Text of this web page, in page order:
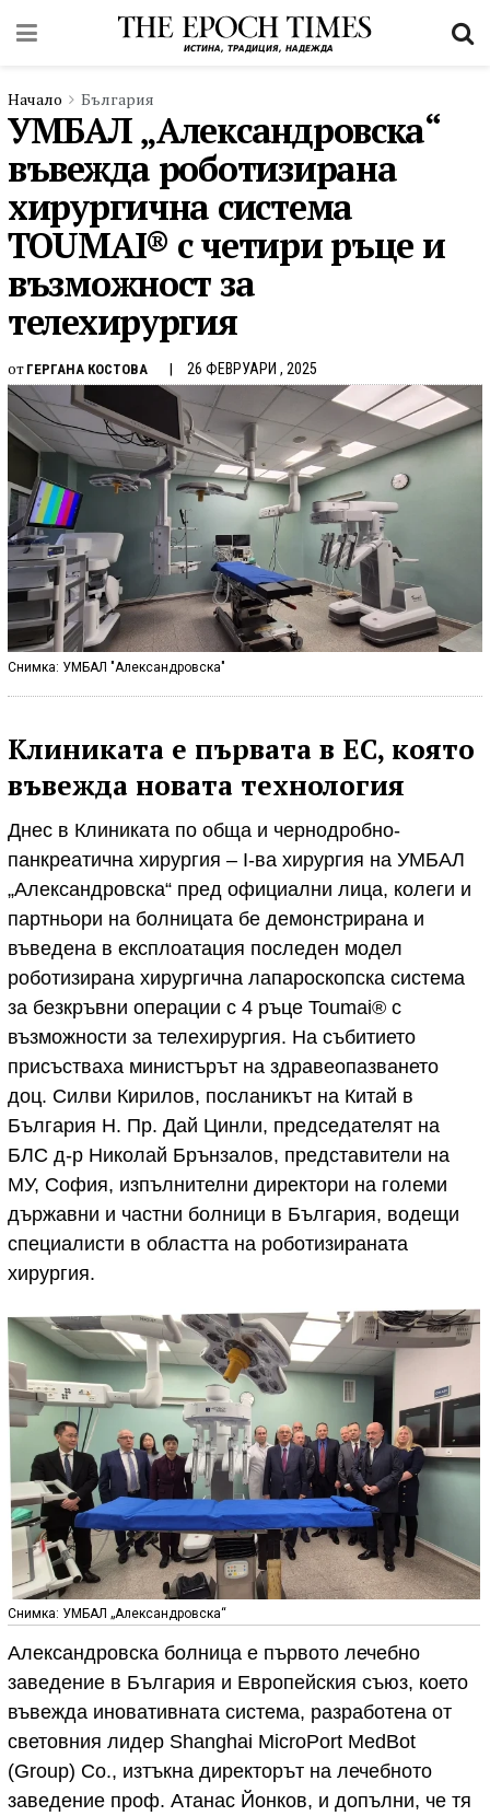
Начало България
УМБАЛ „Александровска“
въвежда роботизирана
хирургична система
TOUMAI® с четири ръце и
възможност за
телехирургия
от ГЕРГАНА КОСТОВА 26 ФЕВРУАРИ , 2025
Снимка: УМБАЛ "Александровска"
Клиниката е първата в ЕС, която
въвежда новата технология
Днес в Клиниката по обща и чернодробно-
панкреатична хирургия – І-ва хирургия на УМБАЛ
„Александровска“ пред официални лица, колеги и
партньори на болницата бе демонстрирана и
въведена в експлоатация последен модел
роботизирана хирургична лапароскопска система
за безкръвни операции с 4 ръце Toumai® с
възможности за телехирургия. На събитието
присъстваха министърът на здравеопазването
доц. Силви Кирилов, посланикът на Китай в
България Н. Пр. Дай Цинли, председателят на
БЛС д-р Николай Брънзалов, представители на
МУ, София, изпълнителни директори на големи
държавни и частни болници в България, водещи
специалисти в областта на роботизираната
хирургия.
Снимка: УМБАЛ „Александровска“
Александровска болница е първото лечебно
заведение в България и Европейския съюз, което
въвежда иновативната система, разработена от
световния лидер Shanghai MicroPort MedBot
(Group) Co., изтъкна директорът на лечебното
заведение проф. Атанас Йонков, и допълни, че тя